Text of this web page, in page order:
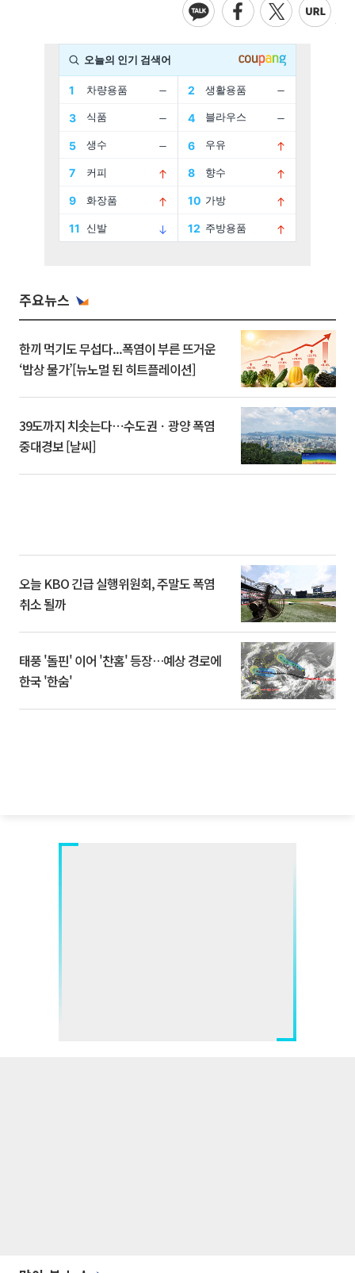
주요뉴스
한끼 먹기도 무섭다...폭염이 부른 뜨거운
‘밥상 물가’[뉴노멀 된 히트플레이션]
39도까지 치솟는다⋯수도권ㆍ광양 폭염
중대경보 [날씨]
오늘 KBO 긴급 실행위원회, 주말도 폭염
취소 될까
태풍 '돌핀' 이어 '찬홈' 등장…예상 경로에
한국 '한숨'